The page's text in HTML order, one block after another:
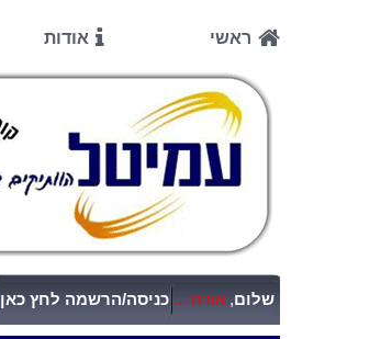
ראשי אודות
שלום, אורח ... כניסה/הרשמה לחץ כאן